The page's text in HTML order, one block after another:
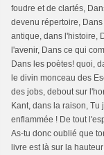
foudre et de clartés,
devenu répertoire,
antique, dans l'histoire,
l'avenir, Dans ce qui
Dans les poètes! quoi,
le divin monceau des
des jobs, debout sur
Kant, dans la raison, Tu
enflammée ! De tout
As-tu donc oublié que
livre est là sur la